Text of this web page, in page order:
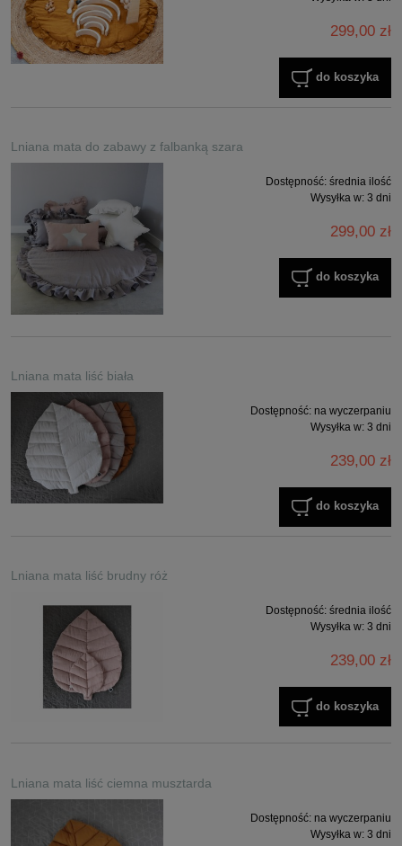
299,00 zł
do koszyka
Lniana mata do zabawy z falbanką szara
Dostępność: średnia ilość
Wysyłka w: 3 dni
299,00 zł
do koszyka
Lniana mata liść biała
Dostępność: na wyczerpaniu
Wysyłka w: 3 dni
239,00 zł
do koszyka
Lniana mata liść brudny róż
Dostępność: średnia ilość
Wysyłka w: 3 dni
239,00 zł
do koszyka
Lniana mata liść ciemna musztarda
Dostępność: na wyczerpaniu
Wysyłka w: 3 dni